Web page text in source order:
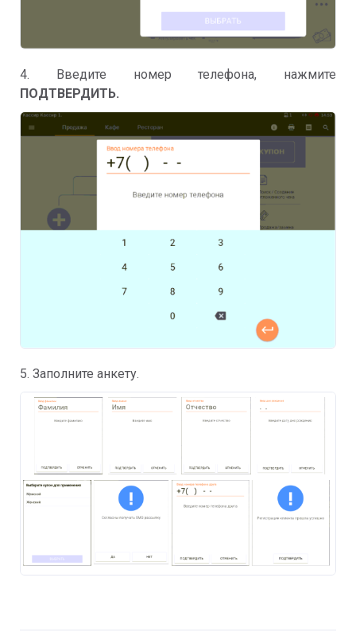
4. Введите номер телефона, нажмите
ПОДТВЕРДИТЬ.
5. Заполните анкету.